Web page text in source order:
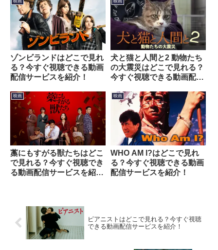
ゾンビランドはどこで見れ
る？今すぐ視聴できる動画
配信サービスを紹介！
犬と猫と人間と2 動物たち
の大震災はどこで見れる？
今すぐ視聴できる動画配信
映画
藁にもすがる獣たちはどこ
で見れる？今すぐ視聴でき
る動画配信サービスを紹
映画
WHO AM I?はどこで見れ
る？今すぐ視聴できる動画
配信サービスを紹介！
ピアニストはどこで見れる？今すぐ視聴
できる動画配信サービスを紹介！